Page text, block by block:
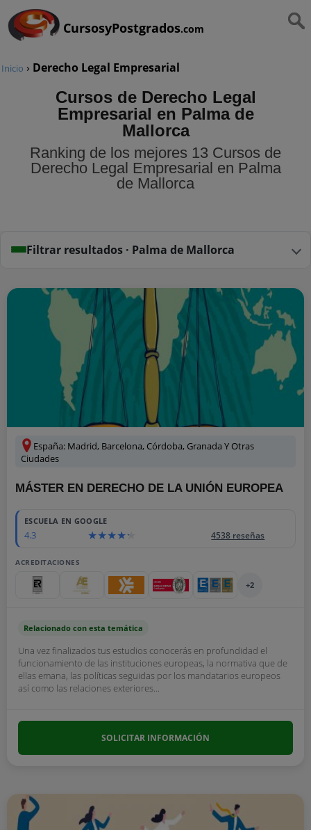
CursosyPostgrados.com
Inicio › Derecho Legal Empresarial
Cursos de Derecho Legal
Empresarial en Palma de
Mallorca
Ranking de los mejores 13 Cursos de
Derecho Legal Empresarial en Palma
de Mallorca
Filtrar resultados · Palma de Mallorca
España: Madrid, Barcelona, Córdoba, Granada Y Otras
Ciudades
MÁSTER EN DERECHO DE LA UNIÓN EUROPEA
ESCUELA EN GOOGLE
4.3 4538 reseñas
ACREDITACIONES
+2
Relacionado con esta temática
Una vez finalizados tus estudios conocerás en profundidad el
funcionamiento de las instituciones europeas, la normativa que de
ellas emana, las políticas seguidas por los mandatarios europeos
así como las relaciones exteriores...
SOLICITAR INFORMACIÓN